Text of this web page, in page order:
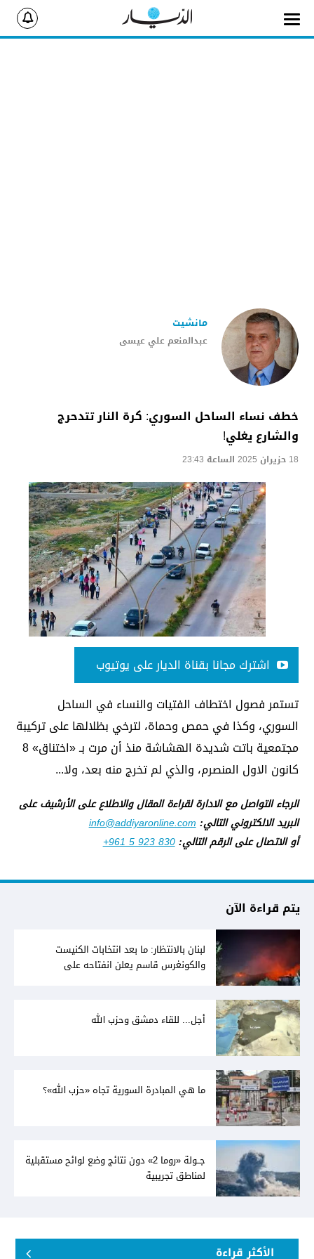
عبدالمنعم علي عيسى
مانشيت
خطف نساء الساحل السوري: كرة النار تتدحرج
والشارع يغلي!
18 حزيران 2025 الساعة 23:43
اشترك مجانا بقناة الديار على يوتيوب
تستمر فصول اختطاف الفتيات والنساء في الساحل
السوري، وكذا في حمص وحماة، لترخي بظلالها على تركيبة
مجتمعية باتت شديدة الهشاشة منذ أن مرت بـ «اختناق» 8
كانون الاول المنصرم، والذي لم تخرج منه بعد، ولا...
الرجاء التواصل مع الادارة لقراءة المقال والاطلاع على الأرشيف على
البريد الالكتروني التالي:info@addiyaronline.com
أو الاتصال على الرقم التالي:+961 5 923 830
يتم قراءة الآن
لبنان بالانتظار: ما بعد انتخابات الكنيست
والكونغرس قاسم يعلن انفتاحه على
أجل... للقاء دمشق وحزب الله
ما هي المبادرة السورية تجاه «حزب الله»؟
جــولة «روما 2» دون نتائج وضع لوائح مستقبلية
لمناطق تجريبية
الأكثر قراءة